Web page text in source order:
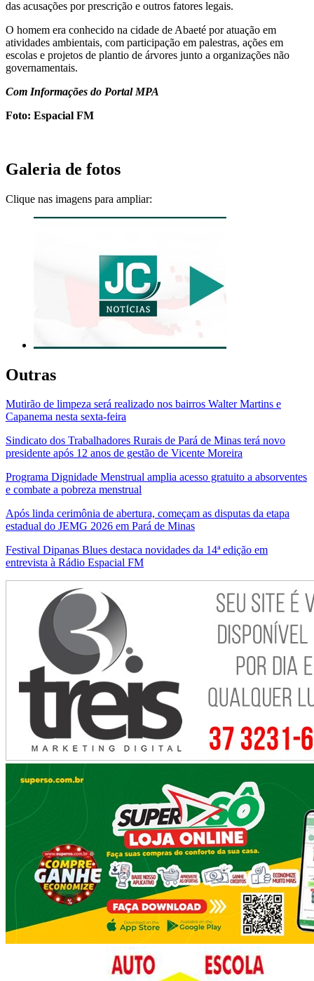
das acusações por prescrição e outros fatores legais.
O homem era conhecido na cidade de Abaeté por atuação em
atividades ambientais, com participação em palestras, ações em
escolas e projetos de plantio de árvores junto a organizações não
governamentais.
Com Informações do Portal MPA
Foto: Espacial FM
Galeria de fotos
Clique nas imagens para ampliar:
Outras
Mutirão de limpeza será realizado nos bairros Walter Martins e
Capanema nesta sexta-feira
Sindicato dos Trabalhadores Rurais de Pará de Minas terá novo
presidente após 12 anos de gestão de Vicente Moreira
Programa Dignidade Menstrual amplia acesso gratuito a absorventes
e combate a pobreza menstrual
Após linda cerimônia de abertura, começam as disputas da etapa
estadual do JEMG 2026 em Pará de Minas
Festival Dipanas Blues destaca novidades da 14ª edição em
entrevista à Rádio Espacial FM